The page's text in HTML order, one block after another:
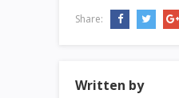
Share:
Written by